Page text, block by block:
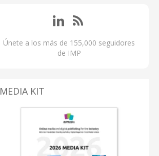
Únete a los más de 155,000 seguidores
de IMP
MEDIA KIT